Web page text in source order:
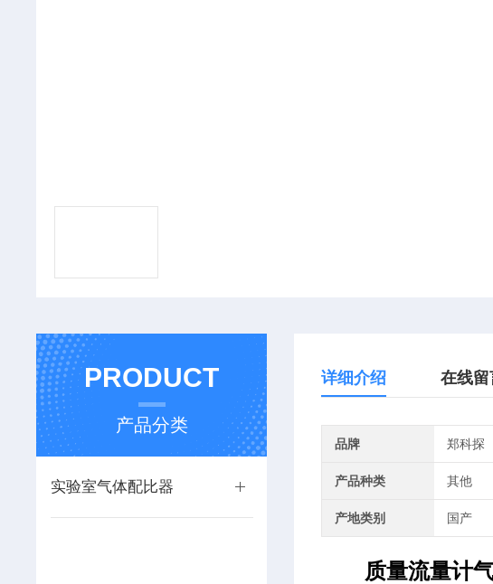
PRODUCT
产品分类
实验室气体配比器
详细介绍 在线留
品牌 郑科探
产品种类 其他
产地类别 国产
质量流量计